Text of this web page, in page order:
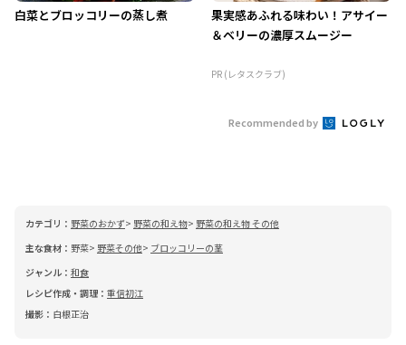
白菜とブロッコリーの蒸し煮
果実感あふれる味わい！アサイー
＆ベリーの濃厚スムージー
PR (レタスクラブ)
Recommended by
カテゴリ： 野菜のおかず 野菜の和え物
野菜の和え物 その他
主な食材： 野菜 野菜その他
ブロッコリーの茎
ジャンル： 和食
レシピ作成・調理： 重信初江
撮影： 白根正治